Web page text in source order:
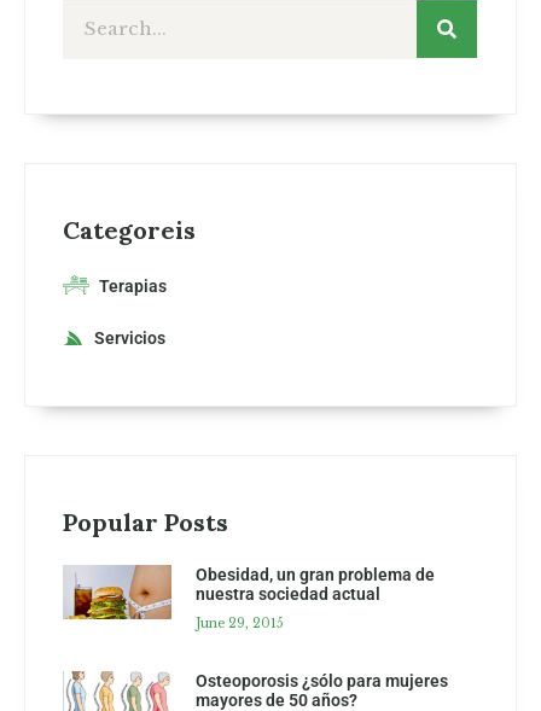
Categoreis
Terapias
Servicios
Popular Posts
Obesidad, un gran problema de
nuestra sociedad actual
June 29, 2015
Osteoporosis ¿sólo para mujeres
mayores de 50 años?